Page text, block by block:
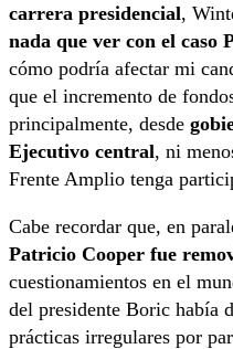
carrera presidencial,
nada que ver con el caso
cómo podría afectar mi
que el incremento de
principalmente, desde
Ejecutivo central, ni
Frente Amplio tenga
Cabe recordar que, en
Patricio Cooper fue
cuestionamientos en el
del presidente Boric había
prácticas irregulares por